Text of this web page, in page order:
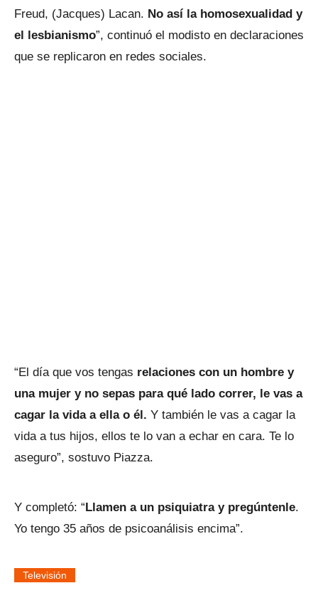
Freud, (Jacques) Lacan. No así la homosexualidad y
el lesbianismo”, continuó el modisto en declaraciones
que se replicaron en redes sociales.
“El día que vos tengas relaciones con un hombre y
una mujer y no sepas para qué lado correr, le vas a
cagar la vida a ella o él. Y también le vas a cagar la
vida a tus hijos, ellos te lo van a echar en cara. Te lo
aseguro”, sostuvo Piazza.
Y completó: “Llamen a un psiquiatra y pregúntenle.
Yo tengo 35 años de psicoanálisis encima”.
Televisión